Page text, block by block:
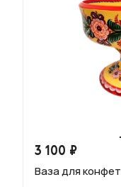
3 100 ₽
Ваза для конфет